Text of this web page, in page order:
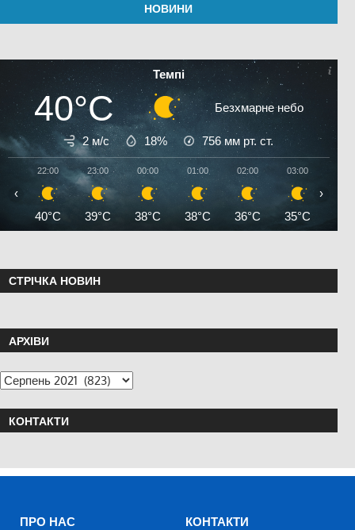
НОВИНИ
Темпі
40°C Безхмарне небо
2 м/с 18% 756 мм рт. ст.
22:00
40°C
23:00
39°C
00:00
38°C
01:00
38°C
02:00
36°C
03:00
35°C
‹ ›
СТРІЧКА НОВИН
АРХІВИ
КОНТАКТИ
ПРО НАС КОНТАКТИ